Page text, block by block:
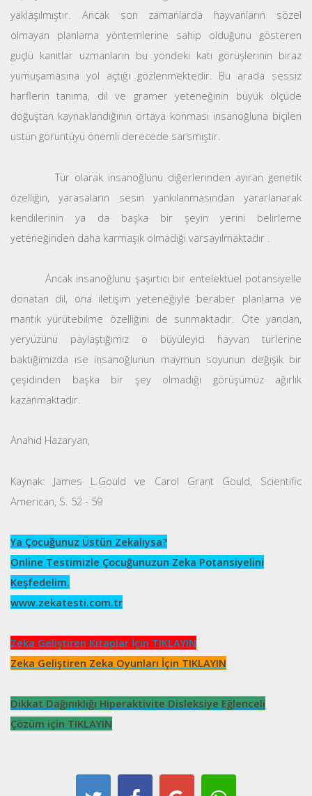
yaklaşılmıştır. Ancak son zamanlarda hayvanların sözel
olmayan planlama yöntemlerine sahip olduğunu gösteren
güçlü kanıtlar uzmanların bu yöndeki katı görüşlerinin biraz
yumuşamasına yol açtığı gözlenmektedir. Bu arada sessiz
harflerin tanıma, dil ve gramer yeteneğinin büyük ölçüde
doğuştan kaynaklandığının ortaya konması insanoğluna biçilen
üstün görüntüyü önemli derecede sarsmıştır.
Tür olarak insanoğlunu diğerlerinden ayıran genetik
özelliğin, yarasaların sesin yankılanmasından yararlanarak
kendilerinin ya da başka bir şeyin yerini belirleme
yeteneğinden daha karmaşık olmadığı varsayılmaktadır .
Ancak insanoğlunu şaşırtıcı bir entelektüel potansiyelle
donatan dil, ona iletişim yeteneğiyle beraber planlama ve
mantık yürütebilme özelliğini de sunmaktadır. Öte yandan,
yeryüzünü paylaştığımız o büyüleyici hayvan türlerine
baktığımızda ise insanoğlunun maymun soyunun değişik bir
çeşidinden başka bir şey olmadığı görüşümüz ağırlık
kazanmaktadır.
Anahid Hazaryan,
Kaynak: James L.Gould ve Carol Grant Gould, Scientific
American, S. 52 - 59
Ya Çocuğunuz Üstün Zekalıysa?
Online Testimizle Çocuğunuzun Zeka Potansiyelini
Keşfedelim.
www.zekatesti.com.tr
Zeka Geliştiren Kitaplar İçin TIKLAYIN
Zeka Geliştiren Zeka Oyunları İçin TIKLAYIN
Dikkat Dağınıklığı Hiperaktivite Disleksiye Eğlenceli
Çözüm için TIKLAYIN